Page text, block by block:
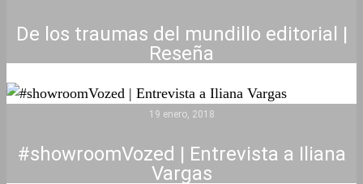
De los traumas del mundillo editorial |
Reseña
19 enero, 2018
#showroomVozed | Entrevista a Iliana
Vargas